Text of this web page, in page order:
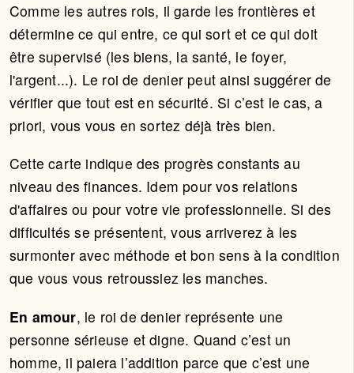
Comme les autres rois, il garde les frontières et
détermine ce qui entre, ce qui sort et ce qui doit
être supervisé (les biens, la santé, le foyer,
l'argent...). Le roi de denier peut ainsi suggérer de
vérifier que tout est en sécurité. Si c’est le cas, a
priori, vous vous en sortez déjà très bien.
Cette carte indique des progrès constants au
niveau des finances. Idem pour vos relations
d'affaires ou pour votre vie professionnelle. Si des
difficultés se présentent, vous arriverez à les
surmonter avec méthode et bon sens à la condition
que vous vous retroussiez les manches.
En amour, le roi de denier représente une
personne sérieuse et digne. Quand c’est un
homme, il paiera l’addition parce que c’est une